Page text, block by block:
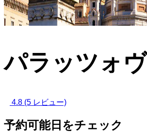
パラッツォ
4.8 (5 レビュー)
予約可能日をチェック